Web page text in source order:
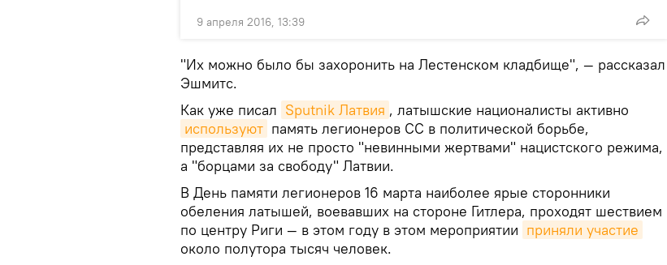
9 апреля 2016, 13:39
"Их можно было бы захоронить на Лестенском кладбище", — рассказал
Эшмитс.
Как уже писал Sputnik Латвия , латышские националисты активно
используют память легионеров СС в политической борьбе,
представляя их не просто "невинными жертвами" нацистского режима,
а "борцами за свободу" Латвии.
В День памяти легионеров 16 марта наиболее ярые сторонники
обеления латышей, воевавших на стороне Гитлера, проходят шествием
по центру Риги — в этом году в этом мероприятии приняли участие
около полутора тысяч человек.